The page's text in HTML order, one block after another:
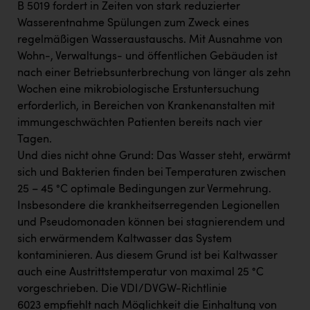
B 5019 fordert in Zeiten von stark reduzierter
Wasserentnahme Spülungen zum Zweck eines
regelmäßigen Wasseraustauschs. Mit Ausnahme von
Wohn-, Verwaltungs- und öffentlichen Gebäuden ist
nach einer Betriebsunterbrechung von länger als zehn
Wochen eine mikrobiologische Erstuntersuchung
erforderlich, in Bereichen von Krankenanstalten mit
immungeschwächten Patienten bereits nach vier
Tagen.
Und dies nicht ohne Grund: Das Wasser steht, erwärmt
sich und Bakterien finden bei Temperaturen zwischen
25 – 45 °C optimale Bedingungen zur Vermehrung.
Insbesondere die krankheitserregenden Legionellen
und Pseudomonaden können bei stagnierendem und
sich erwärmendem Kaltwasser das System
kontaminieren. Aus diesem Grund ist bei Kaltwasser
auch eine Austrittstemperatur von maximal 25 °C
vorgeschrieben. Die VDI/DVGW-Richtlinie
6023 empfiehlt nach Möglichkeit die Einhaltung von